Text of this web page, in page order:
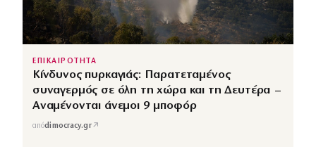
ΕΠΙΚΑΙΡΟΤΗΤΑ
Κίνδυνος πυρκαγιάς: Παρατεταμένος
συναγερμός σε όλη τη χώρα και τη Δευτέρα –
Αναμένονται άνεμοι 9 μποφόρ
απόdimocracy.gr↗